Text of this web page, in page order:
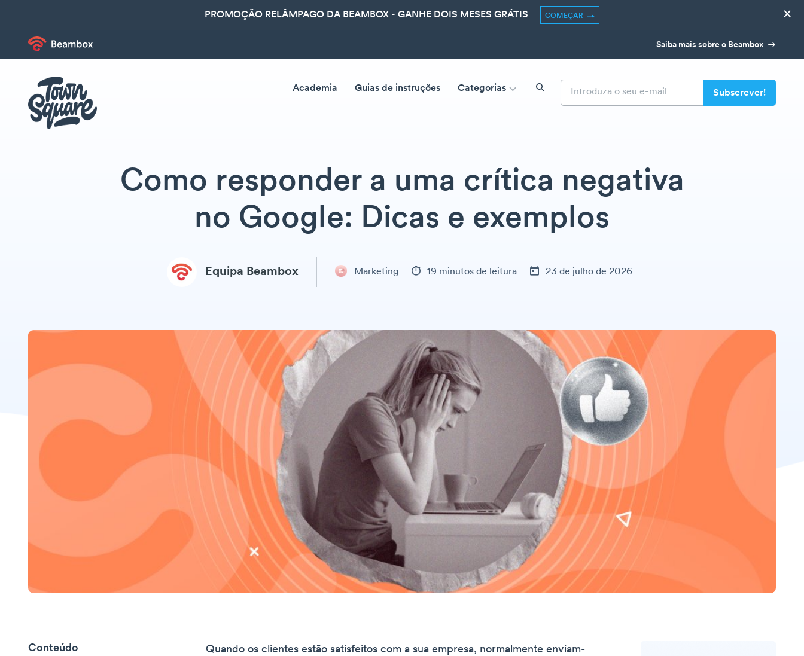
PROMOÇÃO RELÂMPAGO DA BEAMBOX - GANHE DOIS MESES GRÁTIS COMEÇAR ×
Saiba mais sobre o Beambox
Academia Guias de instruções Categorias
Como responder a uma crítica negativa
no Google: Dicas e exemplos
Equipa Beambox Marketing 19 minutos de leitura 23 de julho de 2026
Conteúdo
Quando os clientes estão satisfeitos com a sua empresa, normalmente enviam-